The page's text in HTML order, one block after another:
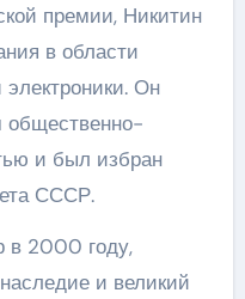
премии, Никитин
в области
Он
общественно-
и был избран
СССР.
в 2000 году,
и великий